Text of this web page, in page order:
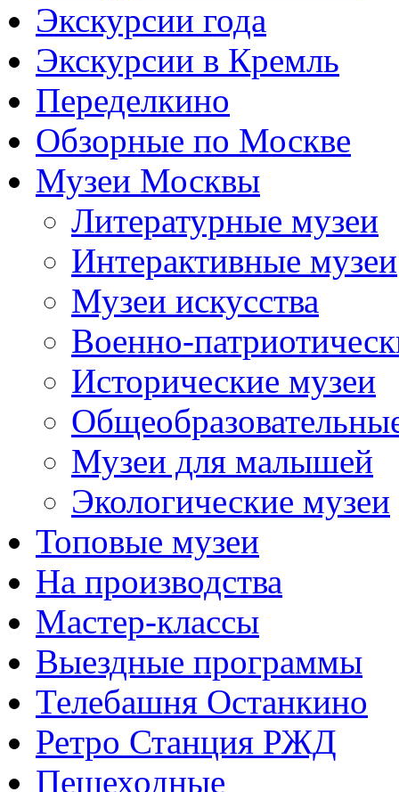
Экскурсии года
Экскурсии в Кремль
Переделкино
Обзорные по Москве
Музеи Москвы
Литературные музеи
Интерактивные музеи
Музеи искусства
Военно-
Исторические музеи
Музеи для малышей
Экологические музеи
Топовые музеи
На производства
Мастер-классы
Выездные программы
Телебашня Останкино
Ретро Станция РЖД
Пешеходные